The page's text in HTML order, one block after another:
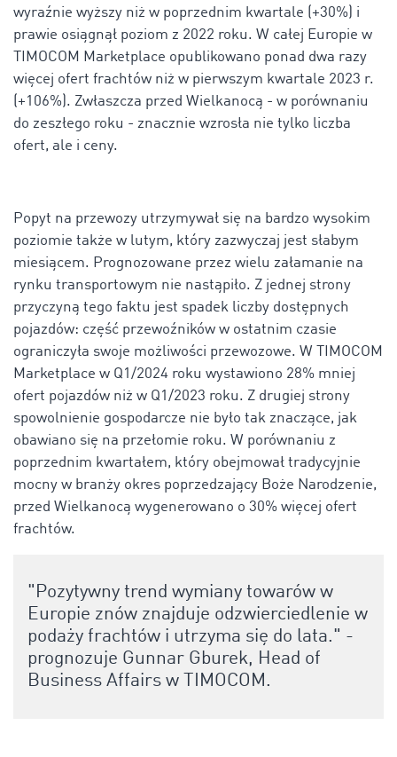
wyraźnie wyższy niż w poprzednim kwartale (+30%) i
prawie osiągnął poziom z 2022 roku. W całej Europie w
TIMOCOM Marketplace opublikowano ponad dwa razy
więcej ofert frachtów niż w pierwszym kwartale 2023 r.
(+106%). Zwłaszcza przed Wielkanocą - w porównaniu
do zeszłego roku - znacznie wzrosła nie tylko liczba
ofert, ale i ceny.
Popyt na przewozy utrzymywał się na bardzo wysokim
poziomie także w lutym, który zazwyczaj jest słabym
miesiącem. Prognozowane przez wielu załamanie na
rynku transportowym nie nastąpiło. Z jednej strony
przyczyną tego faktu jest spadek liczby dostępnych
pojazdów: część przewoźników w ostatnim czasie
ograniczyła swoje możliwości przewozowe. W TIMOCOM
Marketplace w Q1/2024 roku wystawiono 28% mniej
ofert pojazdów niż w Q1/2023 roku. Z drugiej strony
spowolnienie gospodarcze nie było tak znaczące, jak
obawiano się na przełomie roku. W porównaniu z
poprzednim kwartałem, który obejmował tradycyjnie
mocny w branży okres poprzedzający Boże Narodzenie,
przed Wielkanocą wygenerowano o 30% więcej ofert
frachtów.
"Pozytywny trend wymiany towarów w
Europie znów znajduje odzwierciedlenie w
podaży frachtów i utrzyma się do lata." -
prognozuje Gunnar Gburek, Head of
Business Affairs w TIMOCOM.